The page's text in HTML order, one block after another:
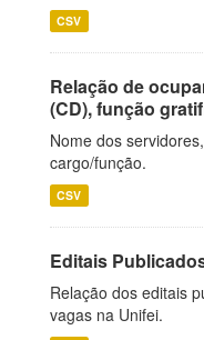
CSV
Relação de
(CD), função
Nome dos
cargo/função.
CSV
Editais
Relação dos editais
vagas na Unifei.